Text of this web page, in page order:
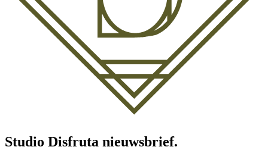
Studio Disfruta nieuwsbrief.